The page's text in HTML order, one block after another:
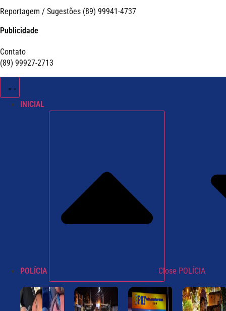
Reportagem / Sugestões (89) 99941-4737
Publicidade
Contato
(89) 99927-2713
INICIAL
POLÍCIA Close POLÍCIA